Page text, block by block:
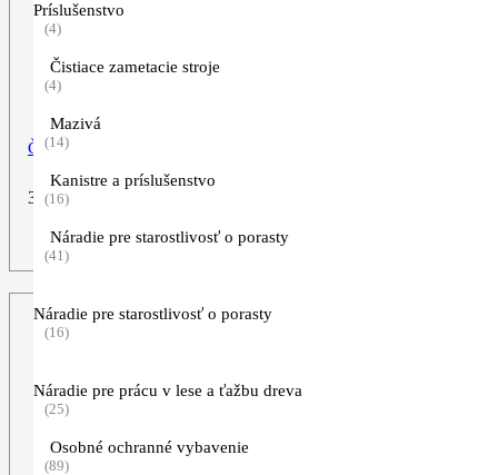
Čiapka „AXE“
34,90€
ZOBRAZIŤ VIAC
Príslušenstvo
(4)
Čistiace zametacie stroje
(4)
Mazivá
(14)
Kanistre a príslušenstvo
(16)
Náradie pre starostlivosť o porasty
(41)
Náradie pre starostlivosť o porasty
(16)
Náradie pre prácu v lese a ťažbu dreva
(25)
Osobné ochranné vybavenie
(89)